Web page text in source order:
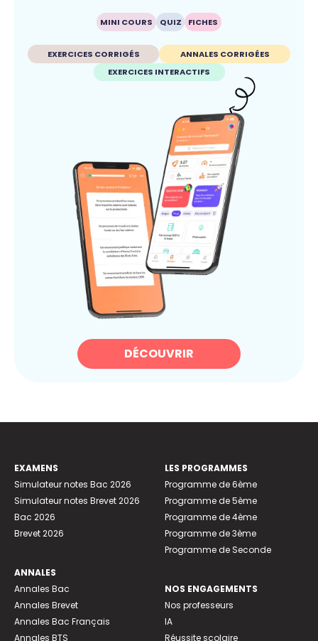
MINI COURS QUIZ FICHES
EXERCICES CORRIGÉS
ANNALES CORRIGÉES
EXERCICES INTERACTIFS
DÉCOUVRIR
EXAMENS
Simulateur notes Bac 2026
Simulateur notes Brevet 2026
Bac 2026
Brevet 2026
ANNALES
Annales Bac
Annales Brevet
Annales Bac Français
Annales BTS
LES PROGRAMMES
Programme de 6ème
Programme de 5ème
Programme de 4ème
Programme de 3ème
Programme de Seconde
NOS ENGAGEMENTS
Nos professeurs
IA
Réussite scolaire